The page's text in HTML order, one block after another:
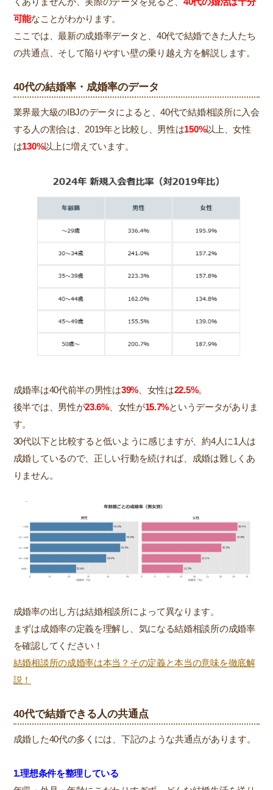
可能なことがわかります。
ここでは、最新の成婚率データと、40代で結婚できた人たち
の共通点、そして陥りやすい壁の乗り越え方を解説します。
40代の結婚率・成婚率のデータ
業界最大級のIBJのデータによると、40代で結婚相談所に入会
する人の割合は、2019年と比較し、男性は150%以上、女性
は130%以上に増えています。
成婚率は40代前半の男性は39%、女性は22.5%。
後半では、男性が23.6%、女性が15.7%というデータがありま
す。
30代以下と比較すると低いように感じますが、約4人に1人は
成婚しているので、正しい行動を続ければ、成婚は難しくあ
りません。
成婚率の出し方は結婚相談所によって異なります。
まずは成婚率の定義を理解し、気になる結婚相談所の成婚率
を確認してください！
結婚相談所の成婚率は本当？その定義と本当の意味を徹底解
説！
40代で結婚できる人の共通点
成婚した40代の多くには、下記のような共通点があります。
1.理想条件を整理している